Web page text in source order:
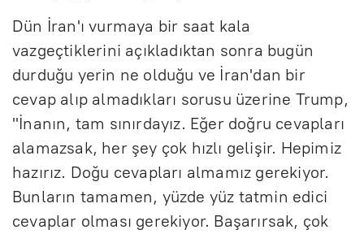
Dün İran'ı vurmaya bir saat kala
vazgeçtiklerini açıkladıktan sonra bugün
durduğu yerin ne olduğu ve İran'dan bir
cevap alıp almadıkları sorusu üzerine Trump,
"İnanın, tam sınırdayız. Eğer doğru cevapları
alamazsak, her şey çok hızlı gelişir. Hepimiz
hazırız. Doğu cevapları almamız gerekiyor.
Bunların tamamen, yüzde yüz tatmin edici
cevaplar olması gerekiyor. Başarırsak, çok